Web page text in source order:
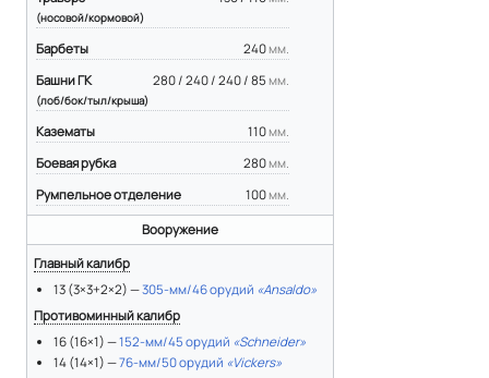
(носовой/кормовой)
240 мм.
Барбеты
280 / 240 / 240 / 85 мм.
Башни ГК
(лоб/бок/тыл/крыша)
110 мм.
Казематы
280 мм.
Боевая рубка
100 мм.
Румпельное отделение
Вооружение
Главный калибр
13 (3×3+2×2) —305-мм/46 орудий «Ansaldo»
Противоминный калибр
16 (16×1) —152-мм/45 орудий «Schneider»
14 (14×1) —76-мм/50 орудий «Vickers»